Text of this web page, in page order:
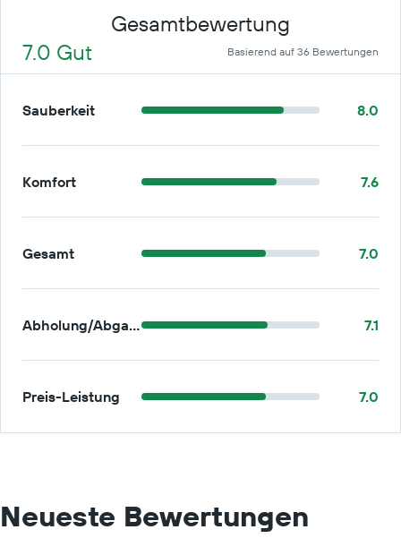
Gesamtbewertung
7.0 Gut
Basierend auf 36 Bewertungen
Sauberkeit 8.0
Komfort 7.6
Gesamt 7.0
Abholung/Abgabe 7.1
Preis-Leistung 7.0
Neueste Bewertungen